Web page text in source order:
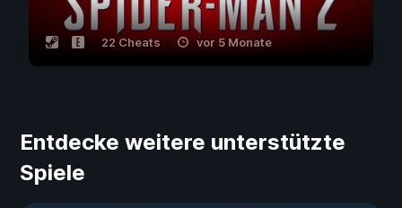
22 Cheats vor 5 Monate
Entdecke weitere unterstützte
Spiele